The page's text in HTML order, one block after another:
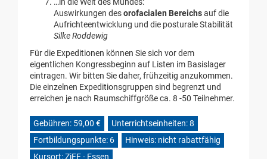
Auswirkungen desorofacialen Bereichsauf die
Aufrichteentwicklung und die posturale Stabilität
Silke Roddewig
Für die Expeditionen können Sie sich vor dem
eigentlichen Kongressbeginn auf Listen im Basislager
eintragen. Wir bitten Sie daher, frühzeitig anzukommen.
Die einzelnen Expeditionsgruppen sind begrenzt und
erreichen je nach Raumschiffgröße ca. 8 -50 Teilnehmer.
Gebühren: 59,00 €
Unterrichtseinheiten: 8
Fortbildungspunkte: 6
Hinweis: nicht rabattfähig
Kursort: ZiFF - Essen